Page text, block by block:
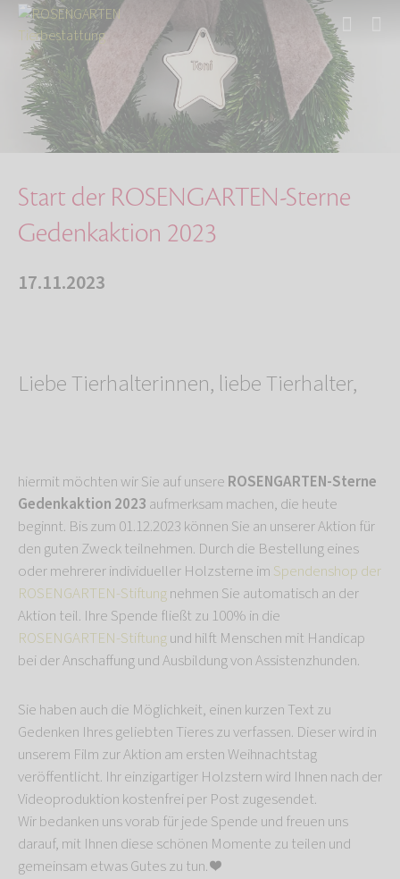
Start Über uns
Aktuelles
Start der ROSENGARTEN-Sterne Gedenkaktion 202…
Start der ROSENGARTEN-Sterne
Gedenkaktion 2023
17.11.2023
Liebe Tierhalterinnen, liebe Tierhalter,
hiermit möchten wir Sie auf unsere ROSENGARTEN-Sterne
Gedenkaktion 2023 aufmerksam machen, die heute
beginnt. Bis zum 01.12.2023 können Sie an unserer Aktion für
den guten Zweck teilnehmen. Durch die Bestellung eines
oder mehrerer individueller Holzsterne im Spendenshop der
ROSENGARTEN-Stiftungnehmen Sie automatisch an der
Aktion teil. Ihre Spende fließt zu 100% in die
ROSENGARTEN-Stiftungund hilft Menschen mit Handicap
bei der Anschaffung und Ausbildung von Assistenzhunden.
Sie haben auch die Möglichkeit, einen kurzen Text zu
Gedenken Ihres geliebten Tieres zu verfassen. Dieser wird in
unserem Film zur Aktion am ersten Weihnachtstag
veröffentlicht. Ihr einzigartiger Holzstern wird Ihnen nach der
Videoproduktion kostenfrei per Post zugesendet.
Wir bedanken uns vorab für jede Spende und freuen uns
darauf, mit Ihnen diese schönen Momente zu teilen und
gemeinsam etwas Gutes zu tun. ❤️